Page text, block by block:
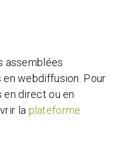
assemblées
webdiffusion. Pour
direct ou en
la plateforme